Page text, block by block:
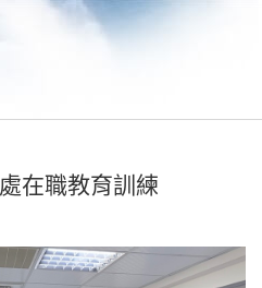
在職教育訓練